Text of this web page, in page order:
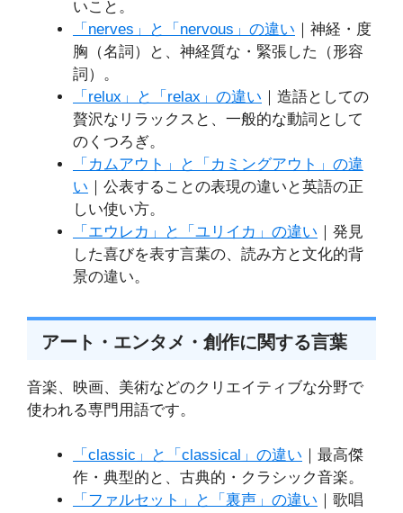
いこと。
「nerves」と「nervous」の違い ｜神経・度
胸（名詞）と、神経質な・緊張した（形容
詞）。
「relux」と「relax」の違い ｜造語としての
贅沢なリラックスと、一般的な動詞として
のくつろぎ。
「カムアウト」と「カミングアウト」の違
い ｜公表することの表現の違いと英語の正
しい使い方。
「エウレカ」と「ユリイカ」の違い ｜発見
した喜びを表す言葉の、読み方と文化的背
景の違い。
アート・エンタメ・創作に関する言葉
音楽、映画、美術などのクリエイティブな分野で
使われる専門用語です。
「classic」と「classical」の違い ｜最高傑
作・典型的と、古典的・クラシック音楽。
「ファルセット」と「裏声」の違い ｜歌唱